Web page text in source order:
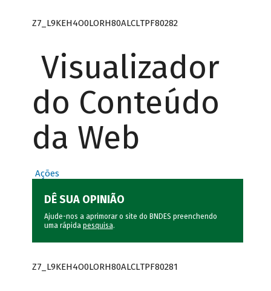
Z7_L9KEH4O0LORH80ALCLTPF80282
Visualizador
do Conteúdo
da Web
Ações
DÊ SUA OPINIÃO
Ajude-nos a aprimorar o site do BNDES preenchendo
uma rápida pesquisa.
Z7_L9KEH4O0LORH80ALCLTPF80281